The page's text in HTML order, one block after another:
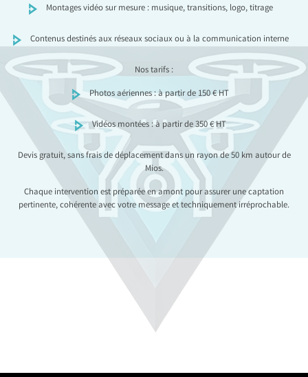
Montages vidéo sur mesure : musique, transitions, logo, titrage
Contenus destinés aux réseaux sociaux ou à la communication interne
Nos tarifs :
Photos aériennes : à partir de 150 € HT
Vidéos montées : à partir de 350 € HT
Devis gratuit, sans frais de déplacement dans un rayon de 50 km autour de
Mios.
Chaque intervention est préparée en amont pour assurer une captation
pertinente, cohérente avec votre message et techniquement irréprochable.